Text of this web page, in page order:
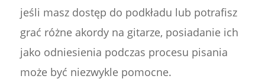
jeśli masz dostęp do podkładu lub potrafisz
grać różne akordy na gitarze, posiadanie ich
jako odniesienia podczas procesu pisania
może być niezwykle pomocne.